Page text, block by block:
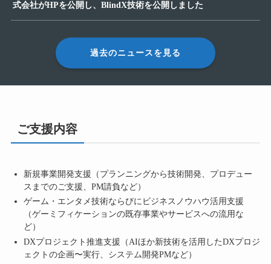
式会社がHPを公開し、BlindX技術を公開しました
過去のニュースを見る
ご支援内容
新規事業開発支援（プランニングから技術開発、プロデュー
スまでのご支援、PM請負など）
ゲーム・エンタメ技術ならびにビジネスノウハウ活用支援
（ゲーミフィケーションの既存事業やサービスへの流用な
ど）
DXプロジェクト推進支援（AIほか新技術を活用したDXプロジ
ェクトの企画〜実行、システム開発PMなど）